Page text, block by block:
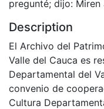
pregunté; dijo:
Description
El Archivo del
Valle del Cauca es
Departamental del
convenio de
Cultura